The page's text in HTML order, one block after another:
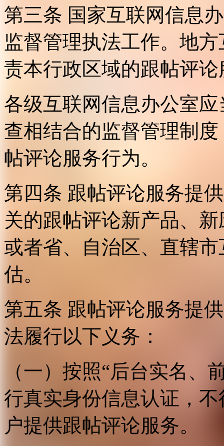
第三条 国家互联网信息
监督管理执法工作。地
责本行政区域的跟帖评
各级互联网信息办公室
查相结合的监督管理制
帖评论服务行为。
第四条 跟帖评论服务提
关的跟帖评论新产品、
或者省、自治区、直辖
估。
第五条 跟帖评论服务提
法履行以下义务：
（一）按照“后台实名、
行真实身份信息认证，
户提供跟帖评论服务。